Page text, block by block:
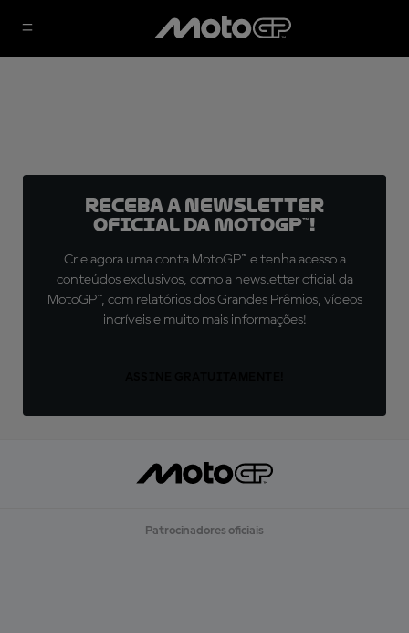
Receba a newsletter
oficial da MotoGP™!
Crie agora uma conta MotoGP™ e tenha acesso a
conteúdos exclusivos, como a newsletter oficial da
MotoGP™, com relatórios dos Grandes Prêmios, vídeos
incríveis e muito mais informações!
Patrocinadores oficiais